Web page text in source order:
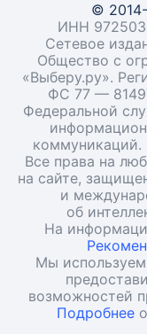
©
ИНН
Сетевое
Общество с
«Выберу.ру».
ФС 77 —
Федеральной
коммуникаций.
Все права на
на сайте,
и
об
На
Мы
возможностей
Подробнее